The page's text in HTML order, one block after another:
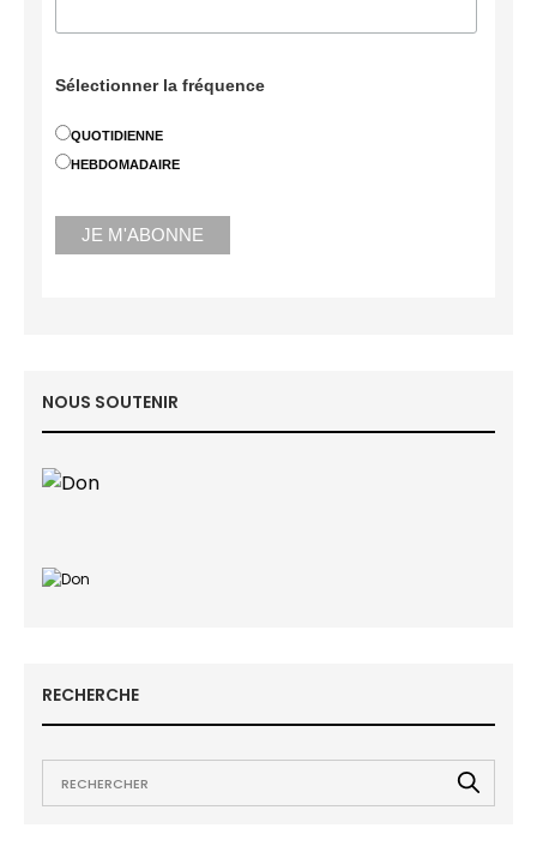
Sélectionner la fréquence
QUOTIDIENNE
HEBDOMADAIRE
NOUS SOUTENIR
RECHERCHE